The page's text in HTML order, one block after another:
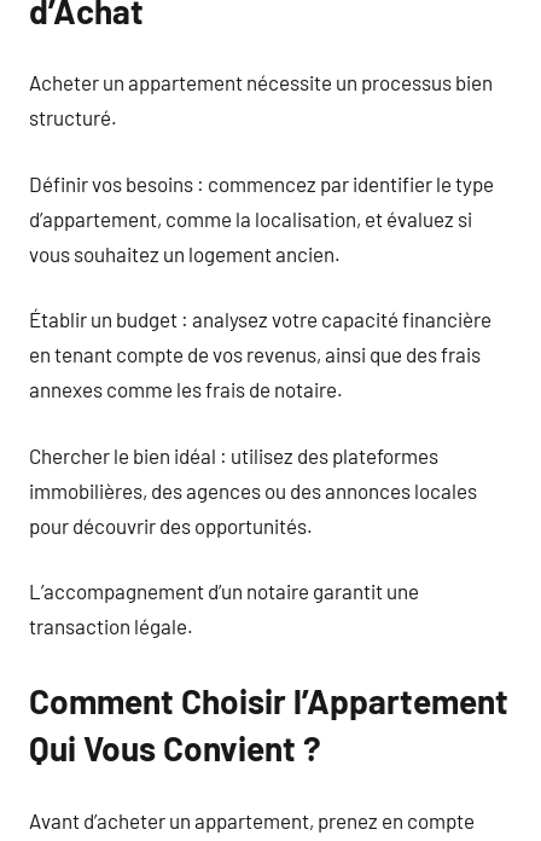
d’Achat
Acheter un appartement nécessite un processus bien
structuré.
Définir vos besoins : commencez par identifier le type
d’appartement, comme la localisation, et évaluez si
vous souhaitez un logement ancien.
Établir un budget : analysez votre capacité financière
en tenant compte de vos revenus, ainsi que des frais
annexes comme les frais de notaire.
Chercher le bien idéal : utilisez des plateformes
immobilières, des agences ou des annonces locales
pour découvrir des opportunités.
L’accompagnement d’un notaire garantit une
transaction légale.
Comment Choisir l’Appartement
Qui Vous Convient ?
Avant d’acheter un appartement, prenez en compte